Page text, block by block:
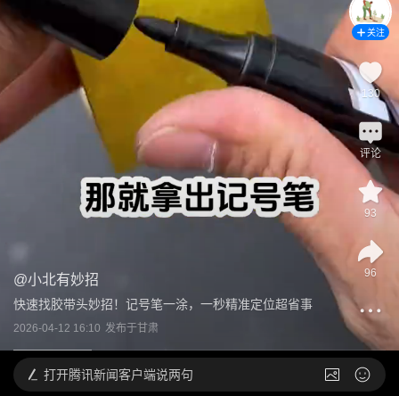
@小北有妙招
快速找胶带头妙招！记号笔一涂，一秒精准定位超省事
2026-04-12 16:10 发布于甘肃
关注
130
评论
93
96
打开腾讯新闻客户端说两句